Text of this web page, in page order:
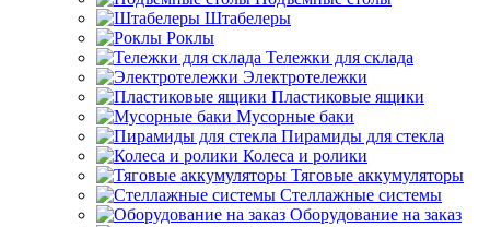
Штабелеры
Роклы
Тележки для склада
Электротележки
Пластиковые ящики
Мусорные баки
Пирамиды для стекла
Колеса и ролики
Тяговые аккумуляторы
Стеллажные системы
Оборудование на заказ